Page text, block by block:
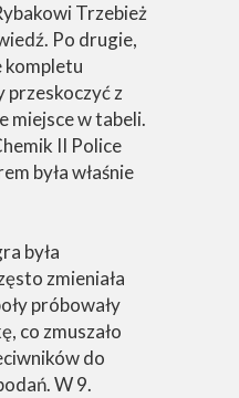
Trzebież
Po drugie,
kompletu
przeskoczyć z
miejsce w tabeli.
II Police
była właśnie
była
zmieniała
próbowały
co zmuszało
do
W 9.